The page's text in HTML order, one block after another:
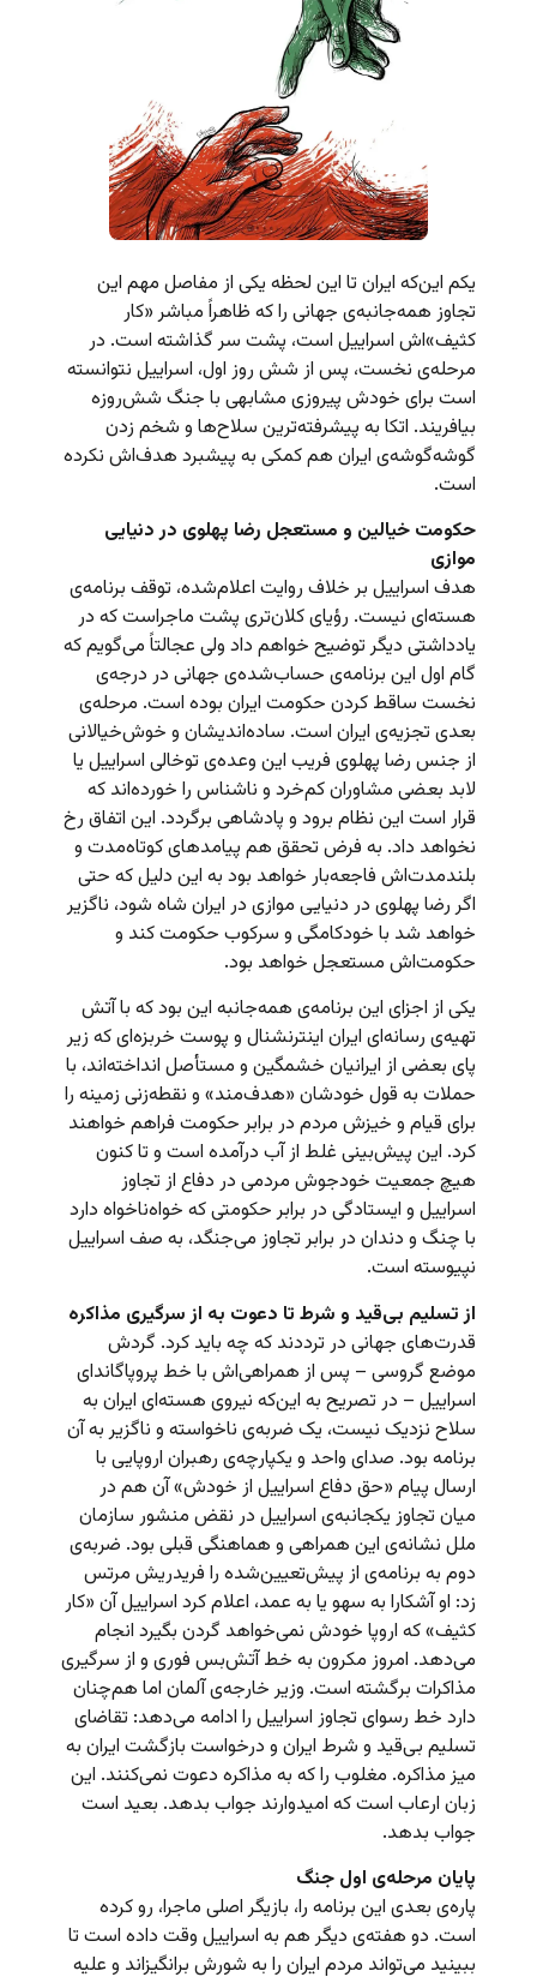
یکم این‌که ایران تا این لحظه یکی از مفاصل مهم این
تجاوز همه‌جانبه‌ی جهانی را که ظاهراً مباشر «کار
کثیف»‌اش اسراییل است، پشت سر گذاشته است. در
مرحله‌ی نخست، پس از شش روز اول، اسراییل نتوانسته
است برای خودش پیروزی مشابهی با جنگ شش‌روزه
بیافریند. اتکا به پیشرفته‌ترین سلاح‌ها و شخم زدن
گوشه‌گوشه‌ی ایران هم کمکی به پیشبرد هدف‌اش نکرده
است.
حکومت خیالین و مستعجل رضا پهلوی در دنیایی
موازی
هدف اسراییل بر خلاف روایت اعلام‌شده، توقف برنامه‌ی
هسته‌ای نیست. رؤیای کلان‌تری پشت ماجراست که در
یادداشتی دیگر توضیح خواهم داد ولی عجالتاً می‌گویم که
گام اول این برنامه‌ی حساب‌شده‌ی جهانی در درجه‌ی
نخست ساقط کردن حکومت ایران بوده است. مرحله‌ی
بعدی تجزیه‌ی ایران است. ساده‌اندیشان و خوش‌خیالانی
از جنس رضا پهلوی فریب این وعده‌ی توخالی اسراییل یا
لابد بعضی مشاوران کم‌خرد و ناشناس را خورده‌اند که
قرار است این نظام برود و پادشاهی برگردد. این اتفاق رخ
نخواهد داد. به فرض تحقق هم پیامدهای کوتاه‌مدت و
بلندمدت‌اش فاجعه‌بار خواهد بود به این دلیل که حتی
اگر رضا پهلوی در دنیایی موازی در ایران شاه شود، ناگزیر
خواهد شد با خودکامگی و سرکوب حکومت کند و
حکومت‌اش مستعجل خواهد بود.
یکی از اجزای این برنامه‌ی همه‌جانبه این بود که با آتش
تهیه‌ی رسانه‌ای ایران اینترنشنال و پوست خربزه‌ای که زیر
پای بعضی از ایرانیان خشمگین و مستأصل انداخته‌اند، با
حملات به قول خودشان «هدف‌مند» و نقطه‌زنی زمینه را
برای قیام و خیزش مردم در برابر حکومت فراهم خواهند
کرد. این پیش‌بینی غلط از آب درآمده است و تا کنون
هیچ جمعیت خودجوش مردمی در دفاع از تجاوز
اسراییل و ایستادگی در برابر حکومتی که خواه‌ناخواه دارد
با چنگ و دندان در برابر تجاوز می‌جنگد، به صف اسراییل
نپیوسته است.
از تسلیم بی‌قید و شرط تا دعوت به از سرگیری مذاکره
قدرت‌های جهانی در ترددند که چه باید کرد. گردش
موضع گروسی – پس از همراهی‌اش با خط پروپاگاندای
اسراییل – در تصریح به این‌که نیروی هسته‌ای ایران به
سلاح نزدیک نیست، یک ضربه‌ی ناخواسته و ناگزیر به آن
برنامه بود. صدای واحد و یکپارچه‌ی رهبران اروپایی با
ارسال پیام «حق دفاع اسراییل از خودش»‌ آن هم در
میان تجاوز یکجانبه‌ی اسراییل در نقض منشور سازمان
ملل نشانه‌ی این همراهی و هماهنگی قبلی بود. ضربه‌ی
دوم به برنامه‌ی از پیش‌تعیین‌شده را فریدریش مرتس
زد: او آشکارا به سهو یا به عمد، اعلام کرد اسراییل آن «کار
کثیف» که اروپا خودش نمی‌خواهد گردن بگیرد انجام
می‌دهد. امروز مکرون به خط آتش‌بس فوری و از سرگیری
مذاکرات برگشته است. وزیر خارجه‌ی آلمان اما هم‌چنان
دارد خط رسوای تجاوز اسراییل را ادامه می‌دهد: تقاضای
تسلیم بی‌قید و شرط ایران و درخواست بازگشت ایران به
میز مذاکره. مغلوب را که به مذاکره دعوت نمی‌کنند. این
زبان ارعاب است که امیدوارند جواب بدهد. بعید است
جواب بدهد.
پایان مرحله‌ی اول جنگ
پاره‌ی بعدی این برنامه را، بازیگر اصلی ماجرا، رو کرده
است. دو هفته‌ی دیگر هم به اسراییل وقت داده است تا
ببینید می‌تواند مردم ایران را به شورش برانگیزاند و علیه